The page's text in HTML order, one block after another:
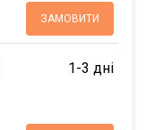
ЗАМОВИТИ
1-3 дні